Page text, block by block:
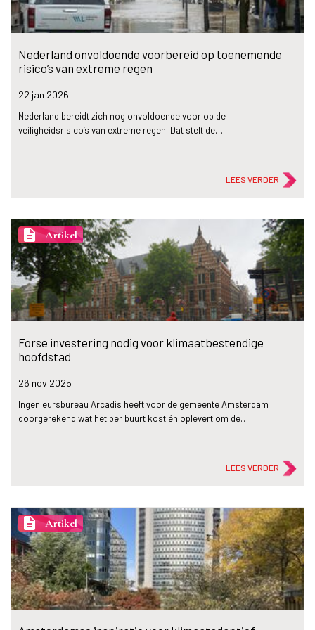
Nederland onvoldoende voorbereid op toenemende
risico’s van extreme regen
22 jan 2026
Nederland bereidt zich nog onvoldoende voor op de
veiligheidsrisico’s van extreme regen. Dat stelt de…
LEES VERDER
description Artikel
Forse investering nodig voor klimaatbestendige
hoofdstad
26 nov 2025
Ingenieursbureau Arcadis heeft voor de gemeente Amsterdam
doorgerekend wat het per buurt kost én oplevert om de…
LEES VERDER
description Artikel